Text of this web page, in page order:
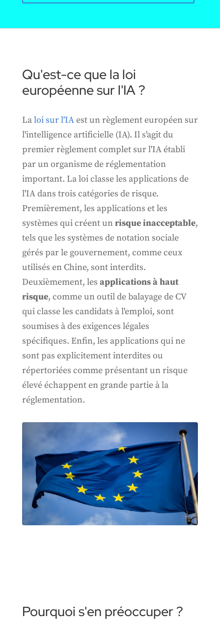
Qu'est-ce que la loi
européenne sur l'IA ?
Laloi sur l'IAest un règlement européen sur
l'intelligence artificielle (IA). Il s'agit du
premier règlement complet sur l'IA établi
par un organisme de réglementation
important. La loi classe les applications de
l'IA dans trois catégories de risque.
Premièrement, les applications et les
systèmes qui créent unrisque inacceptable,
tels que les systèmes de notation sociale
gérés par le gouvernement, comme ceux
utilisés en Chine, sont interdits.
Deuxièmement, les applications à haut
risque, comme un outil de balayage de CV
qui classe les candidats à l'emploi, sont
soumises à des exigences légales
spécifiques. Enfin, les applications qui ne
sont pas explicitement interdites ou
répertoriées comme présentant un risque
élevé échappent en grande partie à la
réglementation.
Pourquoi s'en préoccuper ?